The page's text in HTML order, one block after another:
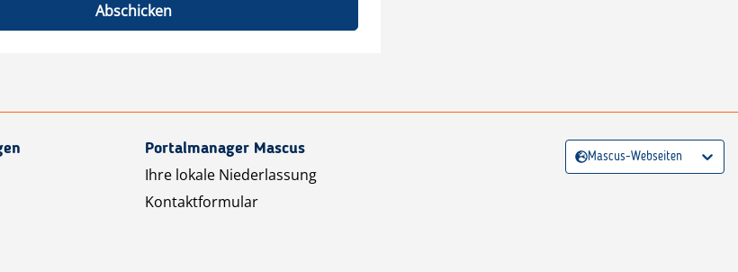
Abschicken
Portalmanager Mascus
Ihre lokale Niederlassung
Kontaktformular
Mascus-Webseiten